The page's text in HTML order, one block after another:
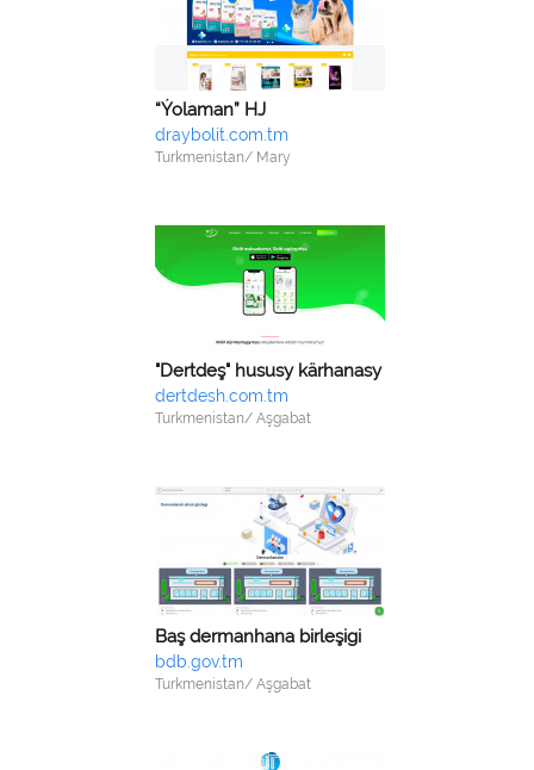
“Ýolaman” HJ
draybolit.com.tm
Turkmenistan/ Mary
"Dertdeş" hususy kärhanasy
dertdesh.com.tm
Turkmenistan/ Aşgabat
Baş dermanhana birleşigi
bdb.gov.tm
Turkmenistan/ Aşgabat